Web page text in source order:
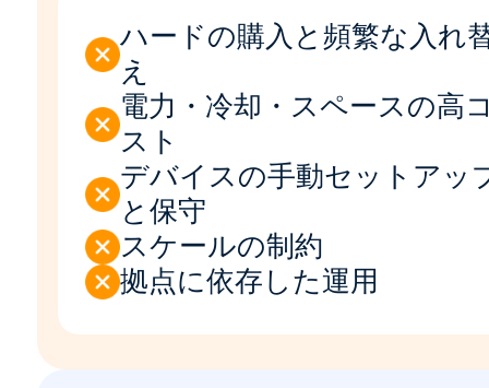
ハードの購入と頻繁な入れ
え
電力・冷却・スペースの高
スト
デバイスの手動セットアッ
と保守
スケールの制約
拠点に依存した運用